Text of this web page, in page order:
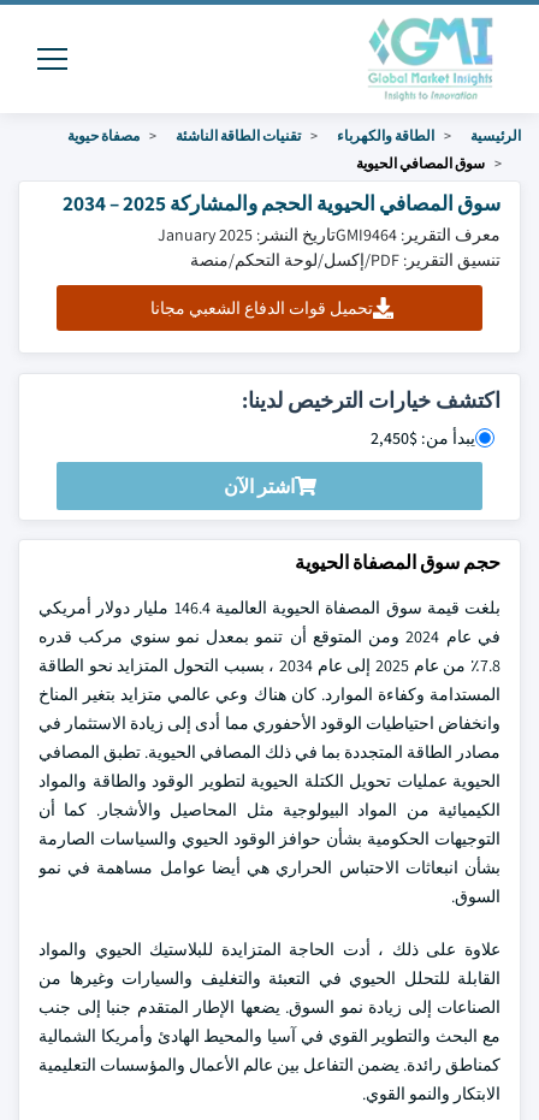
الرئيسية الطاقة والكهرباء تقنيات الطاقة الناشئة
مصفاة حيوية
سوق المصافي الحيوية
سوق المصافي الحيوية الحجم والمشاركة 2025 – 2034
معرف التقرير: GMI9464
تاريخ النشر: January 2025
تنسيق التقرير: PDF/إكسل/لوحة التحكم/منصة
تحميل قوات الدفاع الشعبي مجانا
اكتشف خيارات الترخيص لدينا:
يبدأ من: $2,450
اشتر الآن
حجم سوق المصفاة الحيوية
بلغت قيمة سوق المصفاة الحيوية العالمية 146.4 مليار دولار أمريكي
في عام 2024 ومن المتوقع أن تنمو بمعدل نمو سنوي مركب قدره
7.8٪ من عام 2025 إلى عام 2034 ، بسبب التحول المتزايد نحو الطاقة
المستدامة وكفاءة الموارد. كان هناك وعي عالمي متزايد بتغير المناخ
وانخفاض احتياطيات الوقود الأحفوري مما أدى إلى زيادة الاستثمار في
مصادر الطاقة المتجددة بما في ذلك المصافي الحيوية. تطبق المصافي
الحيوية عمليات تحويل الكتلة الحيوية لتطوير الوقود والطاقة والمواد
الكيميائية من المواد البيولوجية مثل المحاصيل والأشجار. كما أن
التوجيهات الحكومية بشأن حوافز الوقود الحيوي والسياسات الصارمة
بشأن انبعاثات الاحتباس الحراري هي أيضا عوامل مساهمة في نمو
السوق.
علاوة على ذلك ، أدت الحاجة المتزايدة للبلاستيك الحيوي والمواد
القابلة للتحلل الحيوي في التعبئة والتغليف والسيارات وغيرها من
الصناعات إلى زيادة نمو السوق. يضعها الإطار المتقدم جنبا إلى جنب
مع البحث والتطوير القوي في آسيا والمحيط الهادئ وأمريكا الشمالية
كمناطق رائدة. يضمن التفاعل بين عالم الأعمال والمؤسسات التعليمية
الابتكار والنمو القوي.